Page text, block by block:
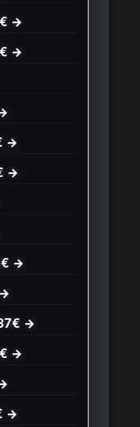
→
→
→
→
→
→
→
→